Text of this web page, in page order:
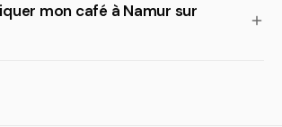
mon café à Namur sur